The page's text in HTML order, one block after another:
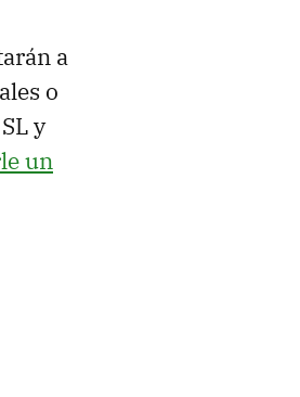
a
o
y
un